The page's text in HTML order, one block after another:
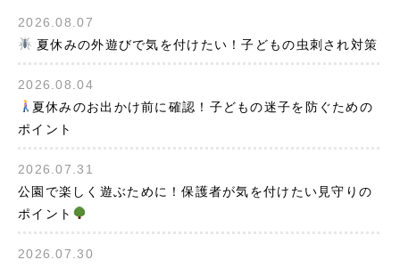
2026.08.07
夏休みの外遊びで気を付けたい！子どもの虫刺され対策
2026.08.04
夏休みのお出かけ前に確認！子どもの迷子を防ぐための
ポイント
2026.07.31
公園で楽しく遊ぶために！保護者が気を付けたい見守りの
ポイント
2026.07.30